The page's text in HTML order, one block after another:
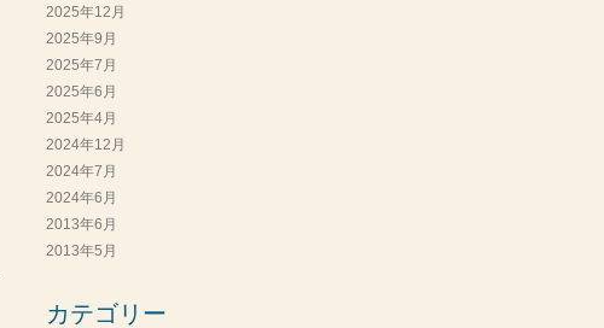
2025年12月
2025年9月
2025年7月
2025年6月
2025年4月
2024年12月
2024年7月
2024年6月
2013年6月
2013年5月
カテゴリー